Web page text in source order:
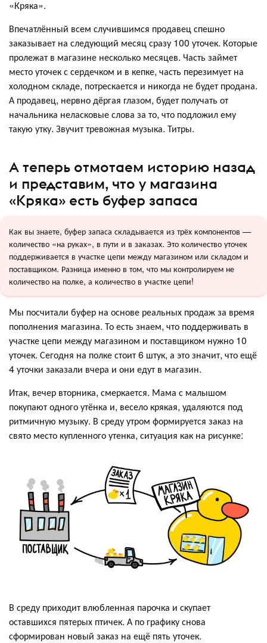
«Кряка».
Впечатлённый всем случившимся продавец спешно
заказывает на следующий месяц сразу 100 уточек. Которые
пролежат в магазине несколько месяцев. Часть займет
место уточек с сердечком и в кепке, часть перезимует на
холодном складе, потрескается и никогда не будет продана.
А продавец, нервно дёргая глазом, будет получать от
начальника неласковые слова за то, что подложил ему
такую утку. Звучит тревожная музыка. Титры.
А теперь отмотаем историю назад
и представим, что у магазина
«Кряка» есть буфер запаса
Как вы знаете, буфер запаса складывается из трёх компонентов —
количество «на руках», в пути и в заказах. Это количество уточек
поддерживается в участке цепи между магазином или складом и
поставщиком. Разница именно в том, что мы контролируем не
количество на полке, а количество в участке цепи!
Мы посчитали буфер на основе реальных продаж за время
пополнения магазина. То есть знаем, что поддерживать в
участке цепи между магазином и поставщиком нужно 10
уточек. Сегодня на полке стоит 6 штук, а это значит, что ещё
4 уточки заказали вчера и они едут в магазин.
Итак, вечер вторника, смеркается. Мама с малышом
покупают одного утёнка и, весело крякая, удаляются под
ритмичную музыку. В среду утром формируется заказ на
свято место купленного утенка, ситуация как на рисунке:
В среду приходит влюбленная парочка и скупает
оставшихся пятерых птичек. А по графику снова
сформирован новый заказ на ещё пять уточек.